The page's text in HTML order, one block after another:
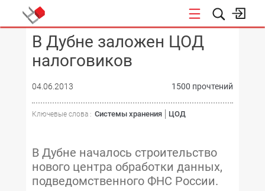
КОНФЕРЕНЦИИ
В Дубне заложен ЦОД
налоговиков
04.06.2013 1500 прочтений
Ключевые слова : Системы хранения ЦОД
В Дубне началось строительство
нового центра обработки данных,
подведомственного ФНС России.